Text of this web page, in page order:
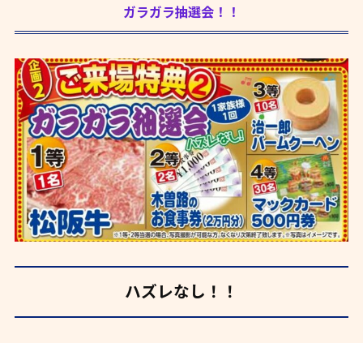
ガラガラ抽選会！！
ハズレなし！！